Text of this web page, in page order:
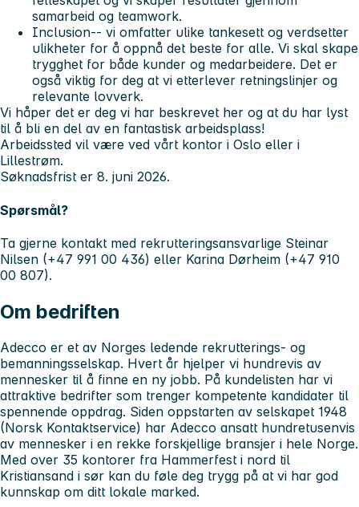
samarbeid og teamwork.
Inclusion-- vi omfatter ulike tankesett og verdsetter
ulikheter for å oppnå det beste for alle. Vi skal skape
trygghet for både kunder og medarbeidere. Det er
også viktig for deg at vi etterlever retningslinjer og
relevante lovverk.
Vi håper det er deg vi har beskrevet her og at du har lyst
til å bli en del av en fantastisk arbeidsplass!
Arbeidssted vil være ved vårt kontor i Oslo eller i
Lillestrøm.
Søknadsfrist er 8. juni 2026.
Spørsmål?
Ta gjerne kontakt med rekrutteringsansvarlige Steinar
Nilsen (+47 991 00 436) eller Karina Dørheim (+47 910
00 807).
Om bedriften
Adecco er et av Norges ledende rekrutterings- og
bemanningsselskap. Hvert år hjelper vi hundrevis av
mennesker til å finne en ny jobb. På kundelisten har vi
attraktive bedrifter som trenger kompetente kandidater til
spennende oppdrag. Siden oppstarten av selskapet 1948
(Norsk Kontaktservice) har Adecco ansatt hundretusenvis
av mennesker i en rekke forskjellige bransjer i hele Norge.
Med over 35 kontorer fra Hammerfest i nord til
Kristiansand i sør kan du føle deg trygg på at vi har god
kunnskap om ditt lokale marked.